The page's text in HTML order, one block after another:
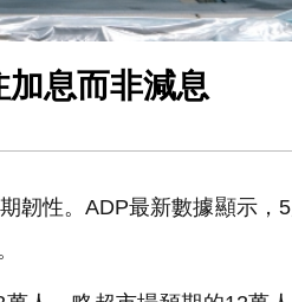
息而非減息
性。ADP最新數據顯示，